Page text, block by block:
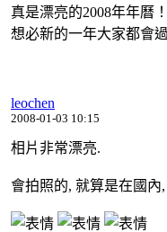
真是漂亮的2008年年曆
想必新的一年大家都會
leochen
2008-01-03 10:15
相片非常漂亮.
會拍照的, 就算是在國內